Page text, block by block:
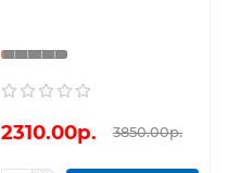
2310.00р. 3850.00р.